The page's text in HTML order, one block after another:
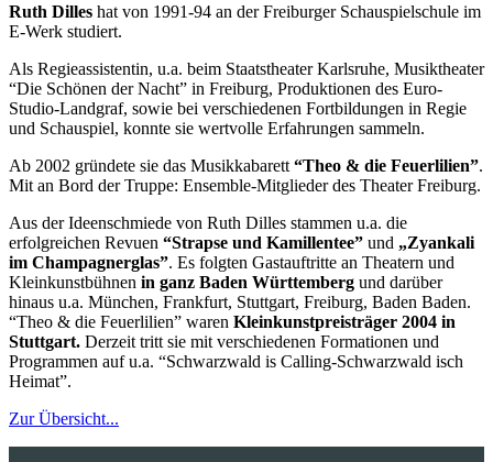
Ruth Dilles hat von 1991-94 an der Freiburger Schauspielschule im
E-Werk studiert.
Als Regieassistentin, u.a. beim Staatstheater Karlsruhe, Musiktheater
“Die Schönen der Nacht” in Freiburg, Produktionen des Euro-
Studio-Landgraf, sowie bei verschiedenen Fortbildungen in Regie
und Schauspiel, konnte sie wertvolle Erfahrungen sammeln.
Ab 2002 gründete sie das Musikkabarett “Theo & die Feuerlilien”.
Mit an Bord der Truppe: Ensemble-Mitglieder des Theater Freiburg.
Aus der Ideenschmiede von Ruth Dilles stammen u.a. die
erfolgreichen Revuen “Strapse und Kamillentee” und „Zyankali
im Champagnerglas”. Es folgten Gastauftritte an Theatern und
Kleinkunstbühnen in ganz Baden Württemberg und darüber
hinaus u.a. München, Frankfurt, Stuttgart, Freiburg, Baden Baden.
“Theo & die Feuerlilien” waren Kleinkunstpreisträger 2004 in
Stuttgart. Derzeit tritt sie mit verschiedenen Formationen und
Programmen auf u.a. “Schwarzwald is Calling-Schwarzwald isch
Heimat”.
Zur Übersicht...